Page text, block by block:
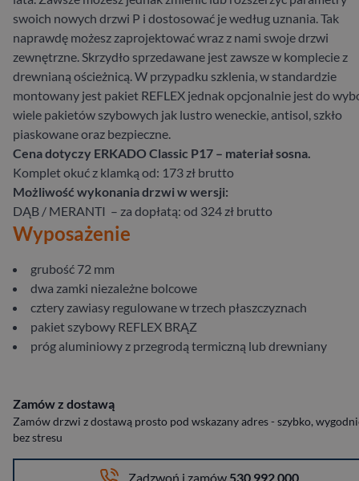
swoich nowych drzwi P i dostosować je według uznania. Tak
naprawdę możesz zaprojektować wraz z nami swoje drzwi
zewnętrzne. Skrzydło sprzedawane jest zawsze w komplecie z
drewnianą ościeżnicą. W przypadku szklenia, w standardzie
montowany jest pakiet REFLEX jednak opcjonalnie jest do
wiele pakietów szybowych jak lustro weneckie, antisol, szkło
piaskowane oraz bezpieczne.
Cena dotyczy ERKADO Classic P17 – materiał sosna.
Komplet okuć z klamką od: 173 zł brutto
Możliwość wykonania drzwi w wersji:
DĄB / MERANTI – za dopłatą: od 324 zł brutto
Wyposażenie
grubość 72 mm
dwa zamki niezależne bolcowe
cztery zawiasy regulowane w trzech płaszczyznach
pakiet szybowy REFLEX BRĄZ
próg aluminiowy z przegrodą termiczną lub drewniany
Zamów z dostawą
Zamów drzwi z dostawą prosto pod wskazany adres - szybko,
bez stresu
Zadzwoń i zamów 530 992 000